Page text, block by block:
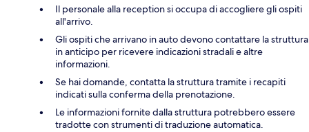
Il personale alla reception si occupa di accogliere gli ospiti
all'arrivo.
Gli ospiti che arrivano in auto devono contattare la struttura
in anticipo per ricevere indicazioni stradali e altre
informazioni.
Se hai domande, contatta la struttura tramite i recapiti
indicati sulla conferma della prenotazione.
Le informazioni fornite dalla struttura potrebbero essere
tradotte con strumenti di traduzione automatica.